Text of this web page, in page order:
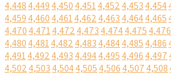
4,4484,4494,4504,4514,4524,4534,454
4,4594,4604,4614,4624,4634,4644,465
4,4704,4714,4724,4734,4744,4754,476
4,4804,4814,4824,4834,4844,4854,486
4,4914,4924,4934,4944,4954,4964,497
4,5024,5034,5044,5054,5064,5074,508